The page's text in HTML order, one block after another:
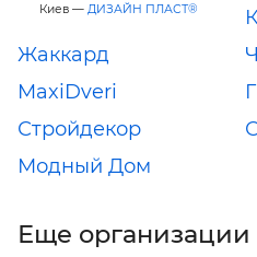
Киев — ДИЗАЙН ПЛАСТ®
Жаккард
MaxiDveri
Стройдекор
Модный Дом
Еще организации